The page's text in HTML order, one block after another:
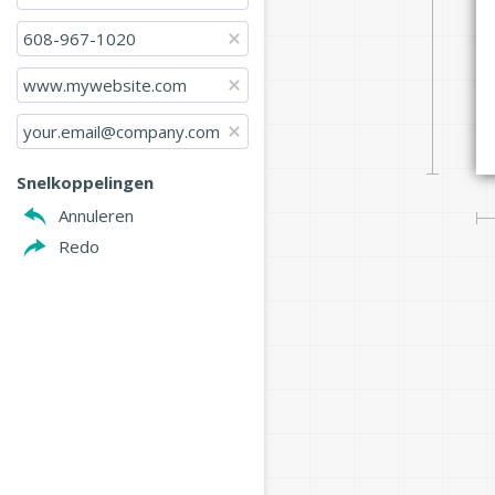
608-967-1020
www.mywebsite.com
your.email@company.com
Snelkoppelingen
Annuleren
Redo